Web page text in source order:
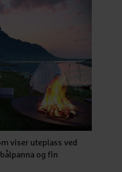
viser uteplass ved
og fin